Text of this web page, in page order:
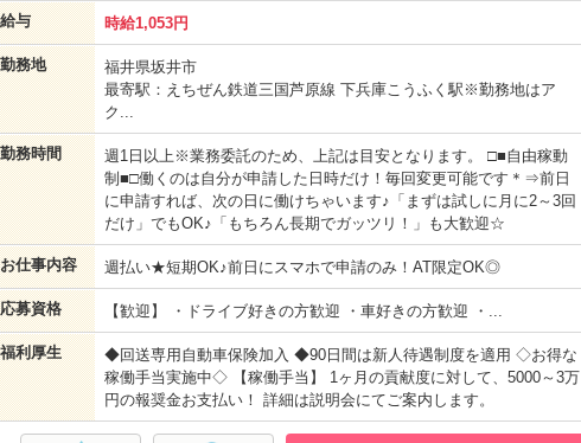
給与 時給1,053円
勤務地
福井県坂井市
最寄駅：えちぜん鉄道三国芦原線 下兵庫こうふく駅※勤務地はア
ク...
勤務時間
週1日以上※業務委託のため、上記は目安となります。 □■自由稼動
制■□働くのは自分が申請した日時だけ！毎回変更可能です＊⇒前日
に申請すれば、次の日に働けちゃいます♪「まずは試しに月に2～3回
だけ」でもOK♪「もちろん長期でガッツリ！」も大歓迎☆
お仕事内容 週払い★短期OK♪前日にスマホで申請のみ！AT限定OK◎
応募資格 【歓迎】 ・ドライブ好きの方歓迎 ・車好きの方歓迎 ・...
福利厚生
◆回送専用自動車保険加入 ◆90日間は新人待遇制度を適用 ◇お得な
稼働手当実施中◇ 【稼働手当】 1ヶ⽉の貢献度に対して、5000～3万
円の報奨金お⽀払い！ 詳細は説明会にてご案内します。